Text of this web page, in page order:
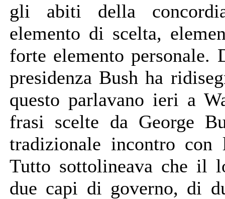
gli abiti della
elemento di scelta,
forte elemento
presidenza Bush ha
questo parlavano ieri a
frasi scelte da George
tradizionale incontro con
Tutto sottolineava che il
due capi di governo, di